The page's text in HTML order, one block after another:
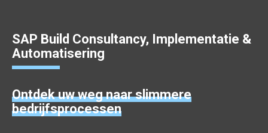
SAP Build Consultancy, Implementatie &
Automatisering
Ontdek uw weg naar slimmere
bedrijfsprocessen